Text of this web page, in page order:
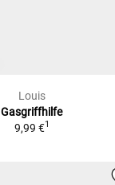
Louis
Gasgriffhilfe
9,99 €1